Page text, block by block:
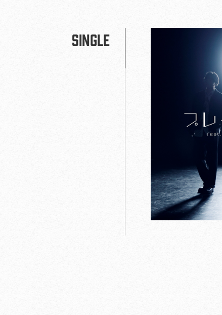
SINGLE